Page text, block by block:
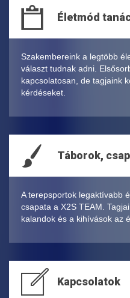
Életmód
Szakembereink a legtöbb
választ tudnak adni.
kapcsolatosan, de tagjaink
kérdéseket.
Táborok,
A terepsportok legaktívabb
csapata a X2S TEAM.
kalandok és a kihívások az
Kapcsolatok